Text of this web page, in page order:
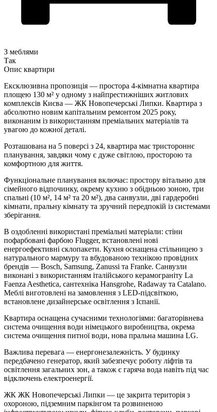
З меблями
Так
Опис квартири
Ексклюзивна пропозиція — простора 4-кімнатна квартира
площею 130 м² у одному з найпрестижніших житлових
комплексів Києва — ЖК Новопечерські Липки. Квартира з
абсолютно новим капітальним ремонтом 2025 року,
виконаним із використанням преміальних матеріалів та
увагою до кожної деталі.
Розташована на 5 поверсі з 24, квартира має тристороннє
планування, завдяки чому є дуже світлою, просторою та
комфортною для життя.
Функціональне планування включає: простору вітальню для
сімейного відпочинку, окрему кухню з обідньою зоною, три
спальні (10 м², 14 м² та 20 м²), два санвузли, дві гардеробні
кімнати, пральну кімнату та зручний передпокій із системами
зберігання.
В оздобленні використані преміальні матеріали: стіни
пофарбовані фарбою Flugger, встановлені нові
енергоефективні склопакети. Кухня оснащена стільницею з
натурального мармуру та вбудованою технікою провідних
брендів — Bosch, Samsung, Zanussi та Franke. Санвузли
виконані з використанням італійського керамограніту La
Faenza Aesthetica, сантехніка Hansgrohe, Radaway та Catalano.
Меблі виготовлені на замовлення з LED-підсвіткою,
встановлене дизайнерське освітлення з Іспанії.
Квартира оснащена сучасними технологіями: багаторівнева
система очищення води німецького виробництва, окрема
система очищення питної води, нова пральна машина LG.
Важлива перевага — енергонезалежність. У будинку
передбачено генератор, який забезпечує роботу ліфтів та
освітлення загальних зон, а також є гаряча вода навіть під час
відключень електроенергії.
ЖК ЖК Новопечерські Липки — це закрита територія з
охороною, підземним паркінгом та розвиненою